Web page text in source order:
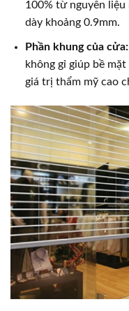
100% từ nguyên
dày khoảng 0.9mm.
Phần khung của cửa:
không gỉ giúp bề
giá trị thẩm mỹ cao